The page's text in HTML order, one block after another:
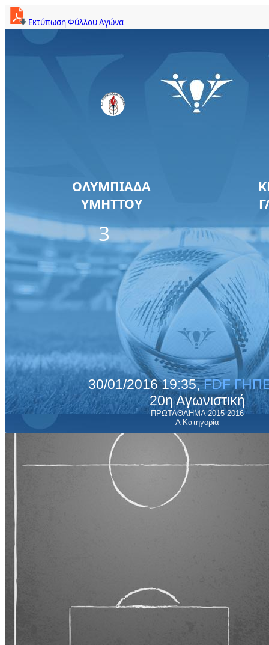
Εκτύπωση Φύλλου Αγώνα
ΟΛΥΜΠΙΑΔΑ
ΥΜΗΤΤΟΥ
3
30/01/2016 19:35,FDF
20η Αγωνιστική
ΠΡΩΤΑΘΛΗΜΑ 2015-2016
Α Κατηγορία